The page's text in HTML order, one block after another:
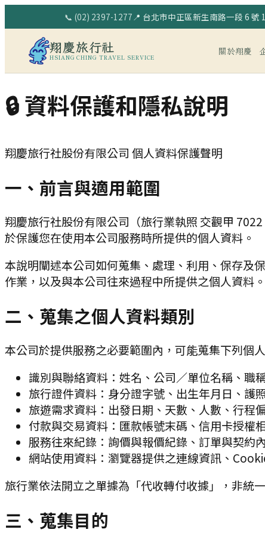
📞 (02) 2397-1277📍 台北市中正區新生南路一段 6 號
翔慶旅行社
HSIANG CHING TRAVEL SERVICE
關於翔慶
🔒 資料保護和隱私說明
翔慶旅行社股份有限公司 個人資料保護聲明
一、前言與適用範圍
翔慶旅行社股份有限公司 （旅行業執照 交觀甲 7022
於保護您在使用本公司服務時所提供的個人資料。
本說明闡述本公司如何蒐集、處理、利用、保存及
作業，以及與本公司往來過程中所提供之個人資料
二、蒐集之個人資料類別
本公司於提供服務之必要範圍內，可能蒐集下列個人
識別與聯絡資料：姓名、公司／單位名稱、職
旅行證件資料：身分證字號、出生年月日、護
旅遊需求資料：出發日期、天數、人數、行程
付款與交易資料：匯款帳號末碼、信用卡授權
服務往來紀錄：詢價與報價紀錄、訂單與契約
網站使用資料：瀏覽器提供之連線資訊、
旅行業依法開立之單據為「代收轉付收據」，非統
三、蒐集目的